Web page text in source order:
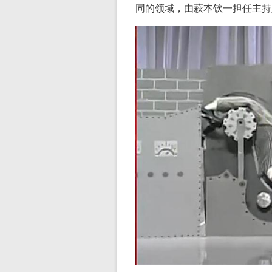
同的领域，由萩本钦一担任主